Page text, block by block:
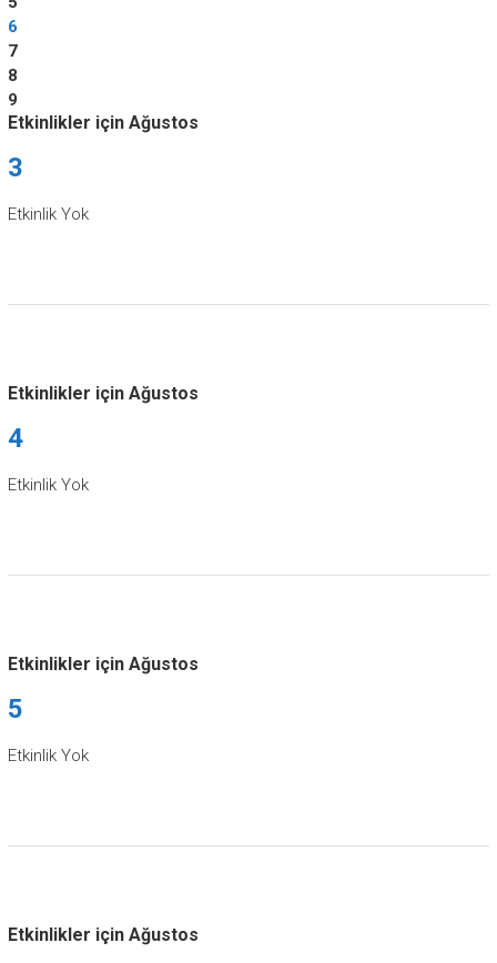
6
7
8
9
Etkinlikler için Ağustos
3
Etkinlik Yok
Etkinlikler için Ağustos
4
Etkinlik Yok
Etkinlikler için Ağustos
5
Etkinlik Yok
Etkinlikler için Ağustos